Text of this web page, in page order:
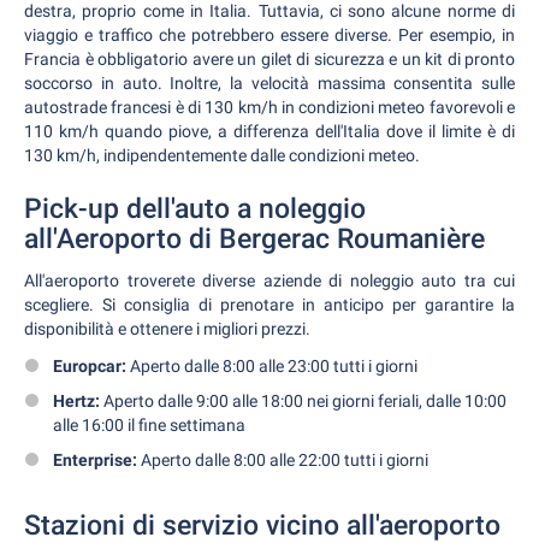
destra, proprio come in Italia. Tuttavia, ci sono alcune norme di
viaggio e traffico che potrebbero essere diverse. Per esempio, in
Francia è obbligatorio avere un gilet di sicurezza e un kit di pronto
soccorso in auto. Inoltre, la velocità massima consentita sulle
autostrade francesi è di 130 km/h in condizioni meteo favorevoli e
110 km/h quando piove, a differenza dell'Italia dove il limite è di
130 km/h, indipendentemente dalle condizioni meteo.
Pick-up dell'auto a noleggio
all'Aeroporto di Bergerac Roumanière
All'aeroporto troverete diverse aziende di noleggio auto tra cui
scegliere. Si consiglia di prenotare in anticipo per garantire la
disponibilità e ottenere i migliori prezzi.
Europcar: Aperto dalle 8:00 alle 23:00 tutti i giorni
Hertz: Aperto dalle 9:00 alle 18:00 nei giorni feriali, dalle 10:00
alle 16:00 il fine settimana
Enterprise: Aperto dalle 8:00 alle 22:00 tutti i giorni
Stazioni di servizio vicino all'aeroporto